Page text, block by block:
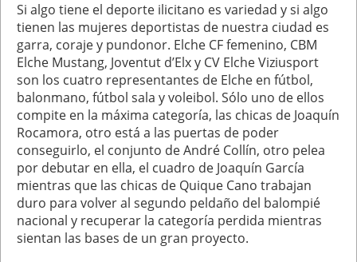
Si algo tiene el deporte ilicitano es variedad y si algo
tienen las mujeres deportistas de nuestra ciudad es
garra, coraje y pundonor. Elche CF femenino, CBM
Elche Mustang, Joventut d’Elx y CV Elche Viziusport
son los cuatro representantes de Elche en fútbol,
balonmano, fútbol sala y voleibol. Sólo uno de ellos
compite en la máxima categoría, las chicas de Joaquín
Rocamora, otro está a las puertas de poder
conseguirlo, el conjunto de André Collín, otro pelea
por debutar en ella, el cuadro de Joaquín García
mientras que las chicas de Quique Cano trabajan
duro para volver al segundo peldaño del balompié
nacional y recuperar la categoría perdida mientras
sientan las bases de un gran proyecto.